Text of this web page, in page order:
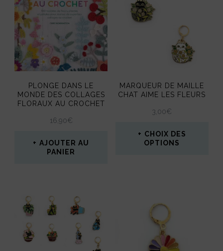
plusieurs
variations.
Les
options
être
choisies
sur
la
page
variations.
Les
options
être
choisies
la
PLONGE DANS LE
MONDE DES COLLAGES
FLORAUX AU CROCHET
16,90€
AJOUTER AU
PANIER
MARQUEUR DE MAILLE
CHAT AIME LES FLEURS
3,00€
CHOIX DES
OPTIONS
plusieurs
variations.
Les